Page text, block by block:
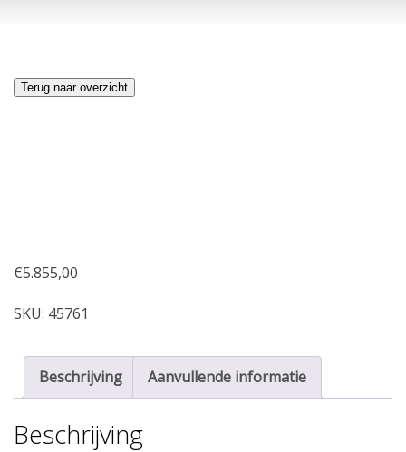
Terug naar overzicht
€5.855,00
SKU: 45761
Beschrijving Aanvullende informatie
Beschrijving